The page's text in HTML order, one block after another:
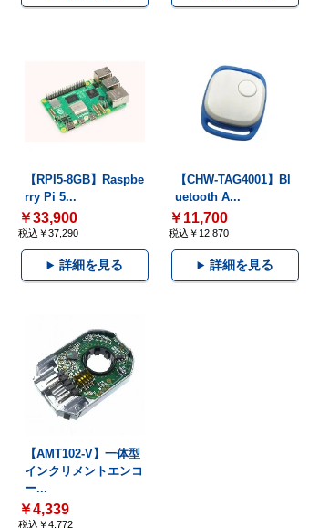
【RPI5-8GB】Raspbe
rry Pi 5...
￥33,900
税込￥37,290
詳細を見る
【CHW-TAG4001】Bl
uetooth A...
￥11,700
税込￥12,870
詳細を見る
【AMT102-V】一体型
インクリメントエンコ
ー...
￥4,339
税込￥4,772